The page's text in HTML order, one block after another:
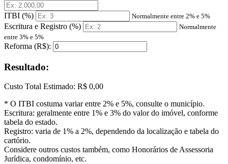
ITBI (%) Normalmente entre 2% e 5%
Escritura e Registro (%)
Normalmente
entre 3% e 5%
Reforma (R$):
Resultado:
Custo Total Estimado: R$ 0,00
* O ITBI costuma variar entre 2% e 5%, consulte o município.
Escritura: geralmente entre 1% e 3% do valor do imóvel, conforme
tabela do estado.
Registro: varia de 1% a 2%, dependendo da localização e tabela do
cartório.
Considere outros custos também, como Honorários de Assessoria
Jurídica, condomínio, etc.